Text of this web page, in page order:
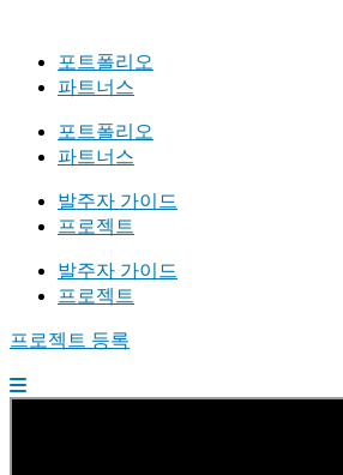
포트폴리오
파트너스
포트폴리오
파트너스
발주자 가이드
프로젝트
발주자 가이드
프로젝트
프로젝트 등록